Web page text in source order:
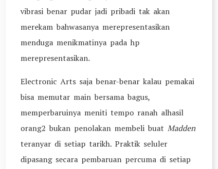
vibrasi benar pudar jadi pribadi tak akan
merekam bahwasanya merepresentasikan
menduga menikmatinya pada hp
merepresentasikan.
Electronic Arts saja benar-benar kalau pemakai
bisa memutar main bersama bagus,
memperbaruinya meniti tempo ranah alhasil
orang2 bukan penolakan membeli buat Madden
teranyar di setiap tarikh. Praktik seluler
dipasang secara pembaruan percuma di setiap